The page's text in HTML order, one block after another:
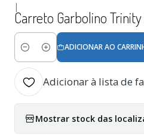
|
Carreto Garbolino
Quantidade
ADICIONAR AO
Adicionar à lista de
Mostrar stock das